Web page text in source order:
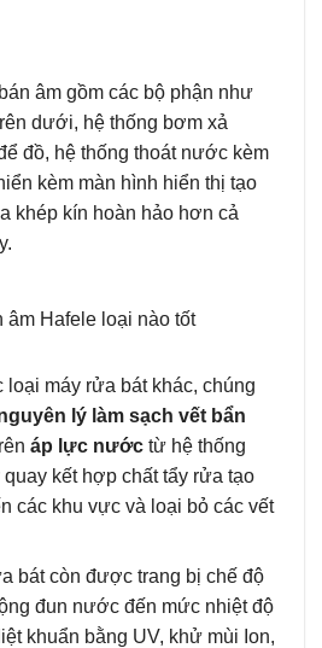
âm gồm các bộ phận như
dưới, hệ thống bơm xả
đồ, hệ thống thoát nước kèm
kèm màn hình hiển thị tạo
khép kín hoàn hảo hơn cả
máy rửa bát khác, chúng
lý làm sạch vết bẩn
áp lực nước từ hệ thống
kết hợp chất tẩy rửa tạo
các khu vực và loại bỏ các vết
bát còn được trang bị chế độ
đun nước đến mức nhiệt độ
khuẩn bằng UV, khử mùi Ion,